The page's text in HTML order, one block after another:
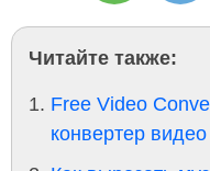
Читайте также:
Free Video
конвертер видео